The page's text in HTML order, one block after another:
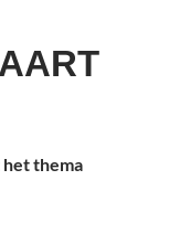
thema